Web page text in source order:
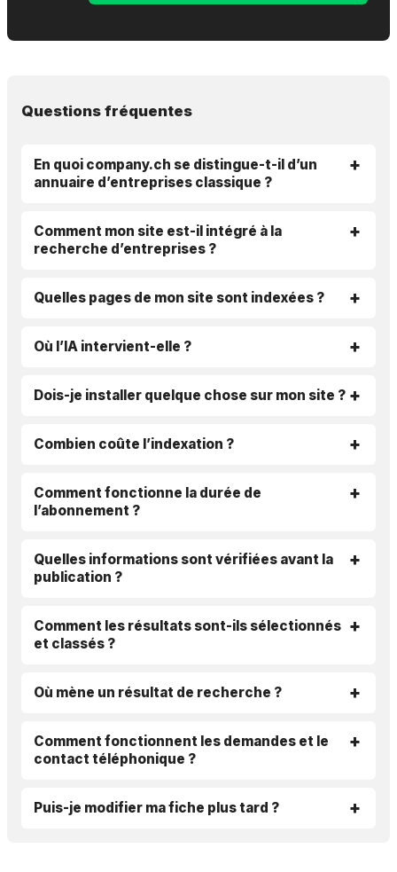
Questions fréquentes
En quoi company.ch se distingue-t-il d’un
annuaire d’entreprises classique ?
Comment mon site est-il intégré à la
recherche d’entreprises ?
Quelles pages de mon site sont indexées ?
Où l’IA intervient-elle ?
Dois-je installer quelque chose sur mon site ?
Combien coûte l’indexation ?
Comment fonctionne la durée de
l’abonnement ?
Quelles informations sont vérifiées avant la
publication ?
Comment les résultats sont-ils sélectionnés
et classés ?
Où mène un résultat de recherche ?
Comment fonctionnent les demandes et le
contact téléphonique ?
Puis-je modifier ma fiche plus tard ?